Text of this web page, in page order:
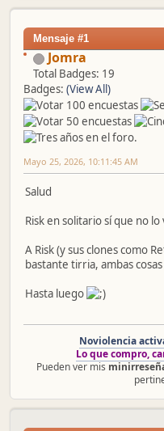
Mensaje #1
Jomra
Total Badges: 19
Badges: (View All)
Mayo 25, 2026, 10:11:45 AM
Salud
Risk en solitario sí que no lo
A Risk (y sus clones como
bastante tirria, ambas
Hasta luego
Noviolencia
Lo que compro,
Pueden ver mis